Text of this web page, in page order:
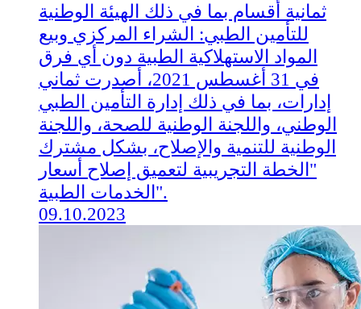
ثمانية أقسام بما في ذلك الهيئة الوطنية
للتأمين الطبي: الشراء المركزي وبيع
المواد الاستهلاكية الطبية دون أي فرق
في 31 أغسطس 2021، أصدرت ثماني
إدارات، بما في ذلك إدارة التأمين الطبي
الوطني، واللجنة الوطنية للصحة، واللجنة
الوطنية للتنمية والإصلاح، بشكل مشترك
"الخطة التجريبية لتعميق إصلاح أسعار
الخدمات الطبية".
09.10.2023